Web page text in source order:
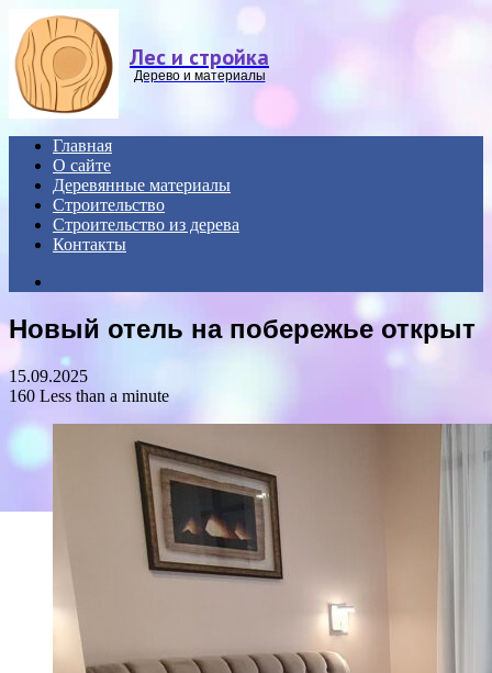
Лес и стройка
Дерево и материалы
Главная
О сайте
Деревянные материалы
Строительство
Строительство из дерева
Контакты
Новый отель на побережье открыт
15.09.2025
160 Less than a minute